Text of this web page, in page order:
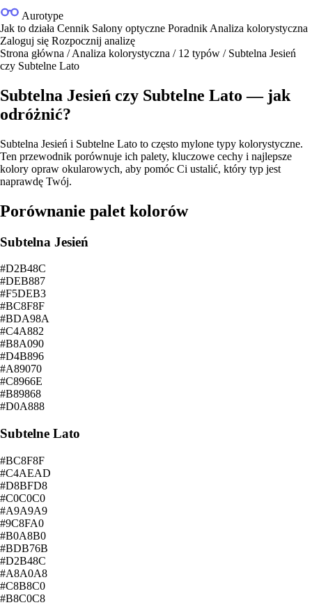
Aurotype
Jak to działa Cennik Salony optyczne Poradnik Analiza kolorystyczna
Zaloguj się Rozpocznij analizę
Strona główna / Analiza kolorystyczna / 12 typów / Subtelna Jesień
czy Subtelne Lato
Subtelna Jesień czy Subtelne Lato — jak
odróżnić?
Subtelna Jesień i Subtelne Lato to często mylone typy kolorystyczne.
Ten przewodnik porównuje ich palety, kluczowe cechy i najlepsze
kolory opraw okularowych, aby pomóc Ci ustalić, który typ jest
naprawdę Twój.
Porównanie palet kolorów
Subtelna Jesień
#D2B48C
#DEB887
#F5DEB3
#BC8F8F
#BDA98A
#C4A882
#B8A090
#D4B896
#A89070
#C8966E
#B89868
#D0A888
Subtelne Lato
#BC8F8F
#C4AEAD
#D8BFD8
#C0C0C0
#A9A9A9
#9C8FA0
#B0A8B0
#BDB76B
#D2B48C
#A8A0A8
#C8B8C0
#B8C0C8